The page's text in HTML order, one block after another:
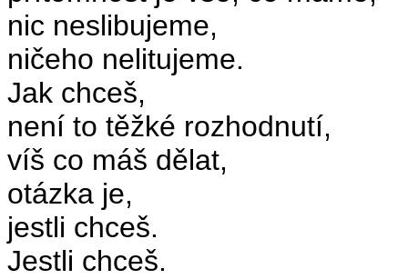
nic neslibujeme,
ničeho nelitujeme.
Jak chceš,
není to těžké rozhodnutí,
víš co máš dělat,
otázka je,
jestli chceš.
Jestli chceš.